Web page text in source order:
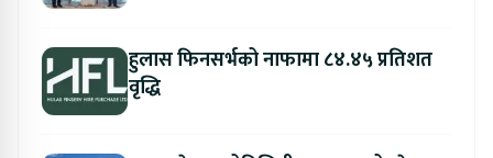
हुलास फिनसर्भको नाफामा ८४.४५ प्रतिशत
वृद्धि